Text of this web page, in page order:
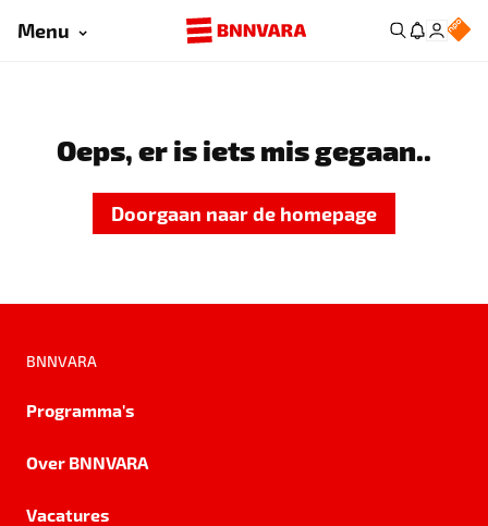
Menu
Oeps, er is iets mis gegaan..
Doorgaan naar de homepage
BNNVARA
Programma's
Over BNNVARA
Vacatures